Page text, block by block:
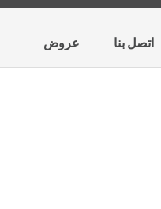
اتصل بنا عروض